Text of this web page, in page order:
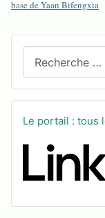
Le portail : tous
base de Yaan Bifengxia